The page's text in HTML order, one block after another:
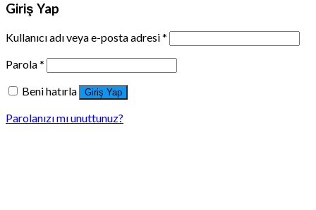
Giriş Yap
Kullanıcı adı veya e-posta adresi*
Parola*
Beni hatırla
Giriş Yap
Parolanızı mı unuttunuz?